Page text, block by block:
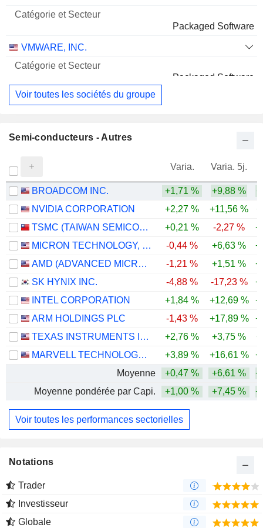
Packaged Software
VMWARE, INC.
Packaged Software
Voir toutes les sociétés du groupe
Semi-conducteurs - Autres
Varia. Varia. 5j.
BROADCOM INC. +1,71 % +9,88 %
NVIDIA CORPORATION
+2,27 % +11,56 %
TSMC (TAIWAN SEMICONDUCTOR MANUFACTURING COMPANY)
+0,21 % -2,27 %
MICRON TECHNOLOGY, INC.
-0,44 % +6,63 %
AMD (ADVANCED MICRO DEVICES)
-1,21 % +1,51 %
SK HYNIX INC.
-4,88 % -17,23 %
INTEL CORPORATION
+1,84 % +12,69 %
ARM HOLDINGS PLC
-1,43 % +17,89 %
TEXAS INSTRUMENTS INCORPORATED
+2,76 % +3,75 %
MARVELL TECHNOLOGY GROUP LTD
+3,89 % +16,61 %
Moyenne
+0,47 % +6,61 %
Moyenne pondérée par Capi.
+1,00 % +7,45 %
Voir toutes les performances sectorielles
Notations
Trader
Investisseur
Globale